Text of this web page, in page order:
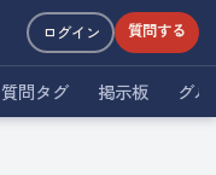
ログイン 質問する
質問タグ 掲示板 グ